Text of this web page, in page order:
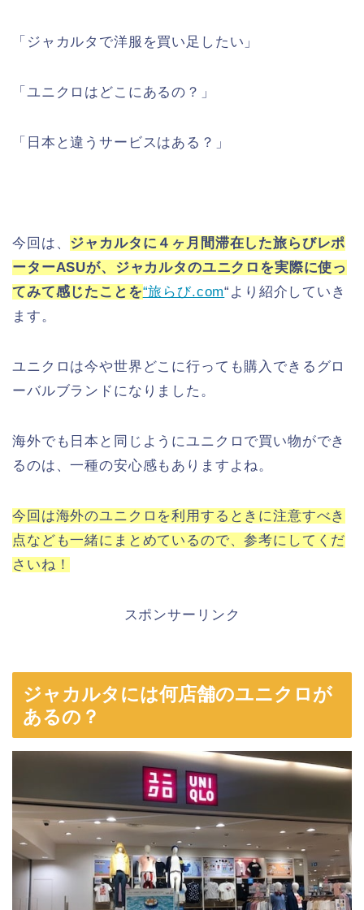
「ジャカルタで洋服を買い足したい」
「ユニクロはどこにあるの？」
「日本と違うサービスはある？」
今回は、 ジャカルタに４ヶ月間滞在した旅らびレポ
ーターASUが、ジャカルタのユニクロを実際に使っ
てみて感じたことを“旅らび.com“より紹介していき
ます。
ユニクロは今や世界どこに行っても購入できるグロ
ーバルブランドになりました。
海外でも日本と同じようにユニクロで買い物ができ
るのは、一種の安心感もありますよね。
今回は海外のユニクロを利用するときに注意すべき
点なども一緒にまとめているので、参考にしてくだ
さいね！
スポンサーリンク
ジャカルタには何店舗のユニクロが
あるの？